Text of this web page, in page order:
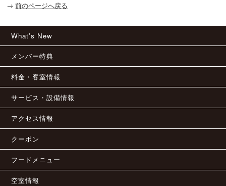
→ 前のページへ戻る
What's New
メンバー特典
料金・客室情報
サービス・設備情報
アクセス情報
クーポン
フードメニュー
空室情報